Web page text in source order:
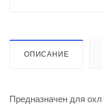
ОПИСАНИЕ
Предназначен для